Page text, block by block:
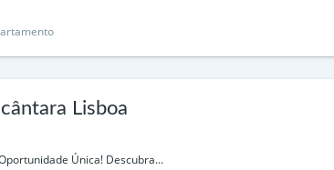
Lisboa
Única! Descubra...